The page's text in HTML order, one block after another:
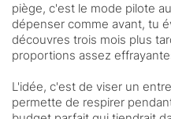
piège, c'est le mode pilote
dépenser comme avant, tu
découvres trois mois plus
proportions assez
L'idée, c'est de viser un
permette de respirer